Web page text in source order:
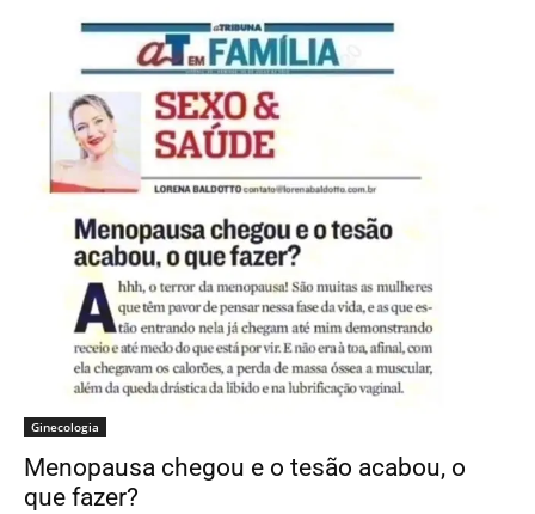
Ginecologia
Menopausa chegou e o tesão acabou, o
que fazer?